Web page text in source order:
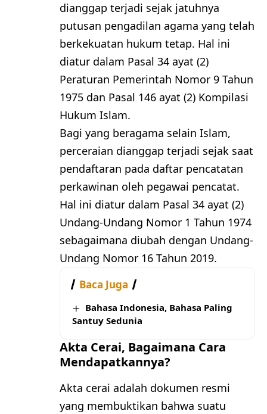
dianggap terjadi sejak jatuhnya
putusan pengadilan agama yang telah
berkekuatan hukum tetap. Hal ini
diatur dalam Pasal 34 ayat (2)
Peraturan Pemerintah Nomor 9 Tahun
1975 dan Pasal 146 ayat (2) Kompilasi
Hukum Islam.
Bagi yang beragama selain Islam,
perceraian dianggap terjadi sejak saat
pendaftaran pada daftar pencatatan
perkawinan oleh pegawai pencatat.
Hal ini diatur dalam Pasal 34 ayat (2)
Undang-Undang Nomor 1 Tahun 1974
sebagaimana diubah dengan Undang-
Undang Nomor 16 Tahun 2019.
Baca Juga
Bahasa Indonesia, Bahasa Paling
Santuy Sedunia
Akta Cerai, Bagaimana Cara
Mendapatkannya?
Akta cerai adalah dokumen resmi
yang membuktikan bahwa suatu